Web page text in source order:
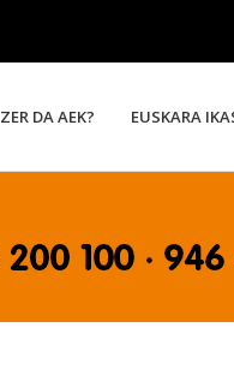
ZER DA AEK? EUSKARA